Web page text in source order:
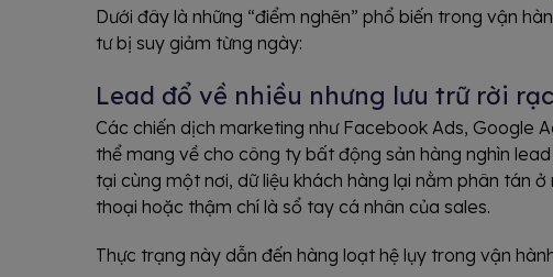
Dưới đây là những “điểm nghẽn” phổ biến trong vận
tư bị suy giảm từng ngày:
Lead đổ về nhiều nhưng lưu trữ rời rạc
Các chiến dịch marketing như Facebook Ads, Google
thể mang về cho công ty bất động sản hàng nghìn
tại cùng một nơi, dữ liệu khách hàng lại nằm phân tán
thoại hoặc thậm chí là sổ tay cá nhân của sales.
Thực trạng này dẫn đến hàng loạt hệ lụy trong vận